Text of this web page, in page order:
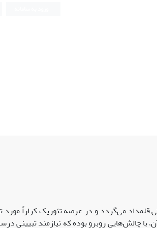
می‌گردد و در عرصه تئوریک کراراً مورد
با چالش‌هایی روبرو بوده که نیازمند تبیینی